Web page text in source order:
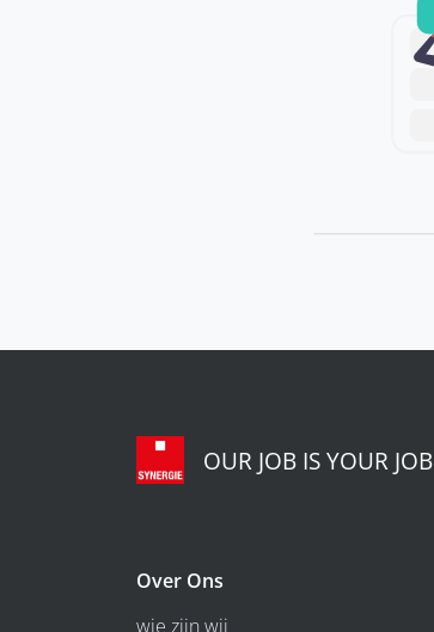
OUR JOB IS YOUR JOB
Over Ons
wie zijn wij